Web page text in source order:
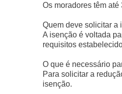
Os moradores têm
Quem deve solicitar a
A isenção é voltada
requisitos
O que é necessário
Para solicitar a
isenção.